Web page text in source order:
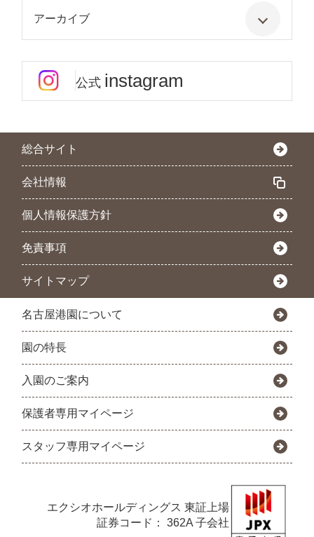
アーカイブ
公式 instagram
総合サイト
会社情報
個人情報保護方針
免責事項
サイトマップ
名古屋港園について
園の特長
入園のご案内
保護者専用マイページ
スタッフ専用マイページ
エクシオホールディングス 東証上場
証券コード： 362A 子会社